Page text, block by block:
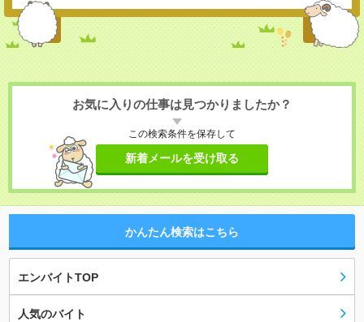
お気に入りの仕事は見つかりましたか？
この検索条件を保存して
新着メールを受け取る
かんたん検索はこちら
エンバイトTOP
人気のバイト